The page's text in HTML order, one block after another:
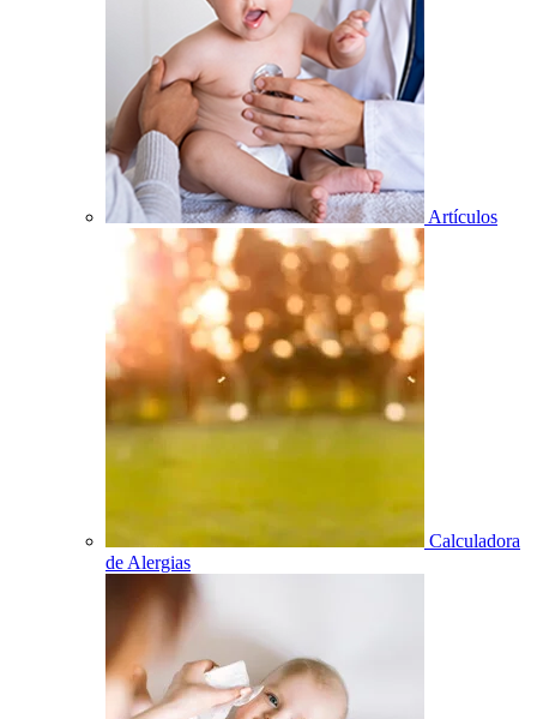
Artículos
Calculadora
de Alergias